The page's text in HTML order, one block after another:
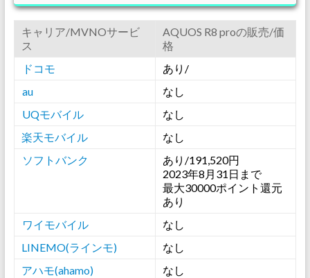
キャリア/MVNOサービ
ス
AQUOS R8 proの販売/価
格
ドコモ
あり/
au
なし
UQモバイル
なし
楽天モバイル
なし
ソフトバンク
あり/191,520円
2023年8月31日まで
最大30000ポイント還元
あり
ワイモバイル
なし
LINEMO(ラインモ)
なし
アハモ(ahamo)
なし